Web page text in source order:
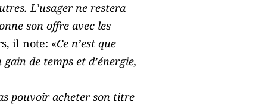
L’usager ne restera
son offre avec les
il note: «Ce n’est que
de temps et d’énergie,
pouvoir acheter son titre